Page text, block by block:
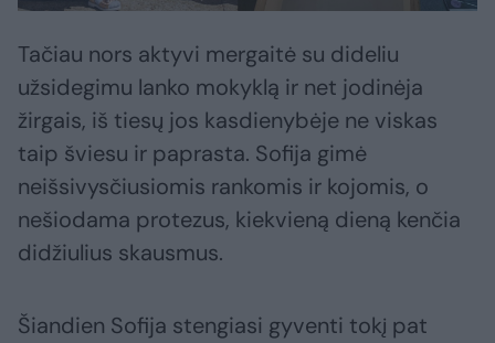
Tačiau nors aktyvi mergaitė su dideliu
užsidegimu lanko mokyklą ir net jodinėja
žirgais, iš tiesų jos kasdienybėje ne viskas
taip šviesu ir paprasta. Sofija gimė
neišsivysčiusiomis rankomis ir kojomis, o
nešiodama protezus, kiekvieną dieną kenčia
didžiulius skausmus.
Šiandien Sofija stengiasi gyventi tokį pat